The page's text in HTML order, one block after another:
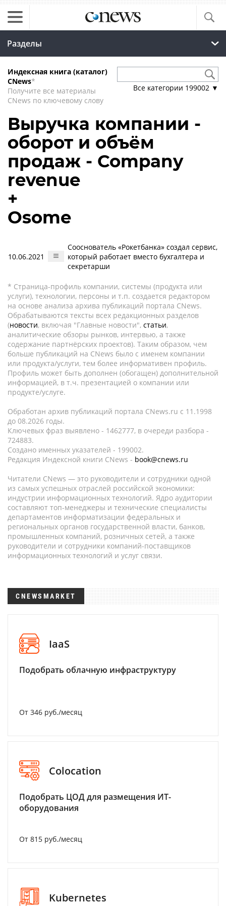
Разделы
Индексная книга (каталог)
CNews*
Получите все материалы
CNews по ключевому слову
Все категории 199002 ▼
Выручка компании -
оборот и объём
продаж - Company
revenue
+
Osome
10.06.2021
Сооснователь «Рокетбанка» создал сервис,
который работает вместо бухгалтера и
секретарши
* Страница-профиль компании, системы (продукта или
услуги), технологии, персоны и т.п. создается редактором
на основе анализа архива публикаций портала CNews.
Обрабатываются тексты всех редакционных разделов
(новости, включая "Главные новости", статьи,
аналитические обзоры рынков, интервью, а также
содержание партнёрских проектов). Таким образом, чем
больше публикаций на CNews было с именем компании
или продукта/услуги, тем более информативен профиль.
Профиль может быть дополнен (обогащен) дополнительной
информацией, в т.ч. презентацией о компании или
продукте/услуге.
Обработан архив публикаций портала CNews.ru c 11.1998
до 08.2026 годы.
Ключевых фраз выявлено - 1462777, в очереди разбора -
724883.
Создано именных указателей - 199002.
Редакция Индексной книги CNews - book@cnews.ru
Читатели CNews — это руководители и сотрудники одной
из самых успешных отраслей российской экономики:
индустрии информационных технологий. Ядро аудитории
составляют топ-менеджеры и технические специалисты
департаментов информатизации федеральных и
региональных органов государственной власти, банков,
промышленных компаний, розничных сетей, а также
руководители и сотрудники компаний-поставщиков
информационных технологий и услуг связи.
CNEWSMARKET
IaaS
Подобрать облачную инфраструктуру
От 346 руб./месяц
Colocation
Подобрать ЦОД для размещения ИТ-
оборудования
От 815 руб./месяц
Kubernetes